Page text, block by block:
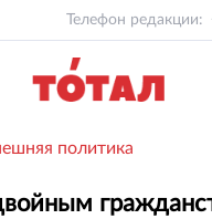
Телефон редакции:
политика